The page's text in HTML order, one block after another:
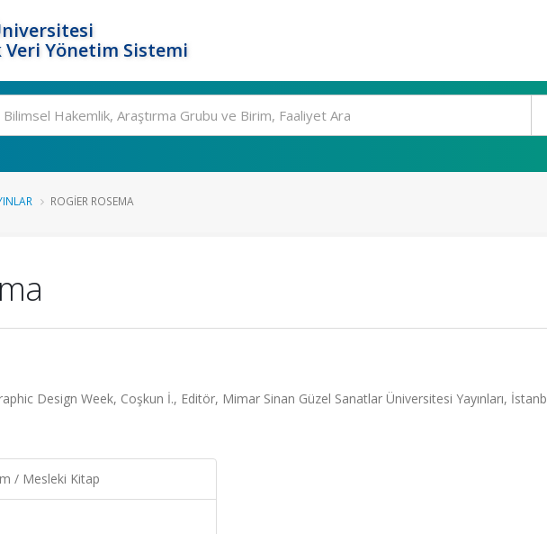
Yönetim Sistemi
ROGIER ROSEMA
Design Week, Coşkun İ., Editör, Mimar Sinan Güzel Sanatlar Üniversitesi Yayınları,
/ Mesleki Kitap